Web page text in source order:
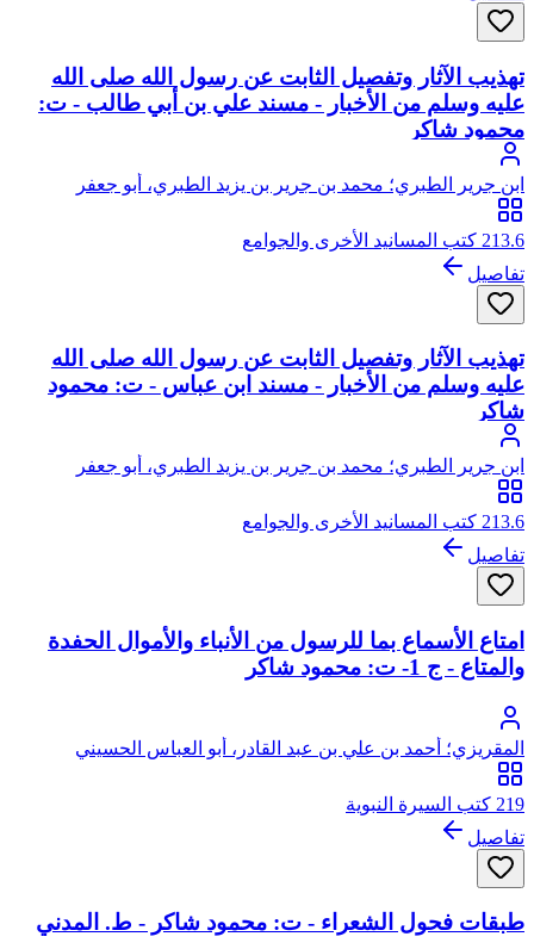
تهذيب الآثار وتفصيل الثابت عن رسول الله صلى الله
عليه وسلم من الأخبار - مسند علي بن أبي طالب - ت:
محمود شاكر
ابن جرير الطبري؛ محمد بن جرير بن يزيد الطبري، أبو جعفر
213.6 كتب المسانيد الأخرى والجوامع
تفاصيل
تهذيب الآثار وتفصيل الثابت عن رسول الله صلى الله
عليه وسلم من الأخبار - مسند ابن عباس - ت: محمود
شاكر
ابن جرير الطبري؛ محمد بن جرير بن يزيد الطبري، أبو جعفر
213.6 كتب المسانيد الأخرى والجوامع
تفاصيل
امتاع الأسماع بما للرسول من الأنباء والأموال الحفدة
والمتاع - ج 1- ت: محمود شاكر
المقريزي؛ أحمد بن علي بن عبد القادر، أبو العباس الحسيني
العبيدي، تقي الدين المقريزي
219 كتب السيرة النبوية
تفاصيل
طبقات فحول الشعراء - ت: محمود شاكر - ط. المدني